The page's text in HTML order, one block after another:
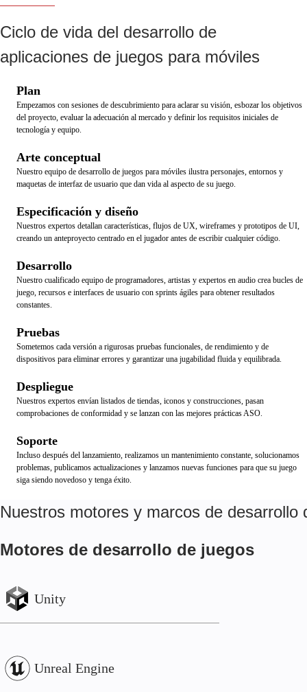
Ciclo de vida del desarrollo de
aplicaciones de juegos para móviles
Plan
Empezamos con sesiones de descubrimiento para aclarar su visión, esbozar los objetivos
del proyecto, evaluar la adecuación al mercado y definir los requisitos iniciales de
tecnología y equipo.
Arte conceptual
Nuestro equipo de desarrollo de juegos para móviles ilustra personajes, entornos y
maquetas de interfaz de usuario que dan vida al aspecto de su juego.
Especificación y diseño
Nuestros expertos detallan características, flujos de UX, wireframes y prototipos de UI,
creando un anteproyecto centrado en el jugador antes de escribir cualquier código.
Desarrollo
Nuestro cualificado equipo de programadores, artistas y expertos en audio crea bucles de
juego, recursos e interfaces de usuario con sprints ágiles para obtener resultados
constantes.
Pruebas
Sometemos cada versión a rigurosas pruebas funcionales, de rendimiento y de
dispositivos para eliminar errores y garantizar una jugabilidad fluida y equilibrada.
Despliegue
Nuestros expertos envían listados de tiendas, iconos y construcciones, pasan
comprobaciones de conformidad y se lanzan con las mejores prácticas ASO.
Soporte
Incluso después del lanzamiento, realizamos un mantenimiento constante, solucionamos
problemas, publicamos actualizaciones y lanzamos nuevas funciones para que su juego
siga siendo novedoso y tenga éxito.
Nuestros motores y marcos de desarrollo
Motores de desarrollo de juegos
Unity
Unreal Engine